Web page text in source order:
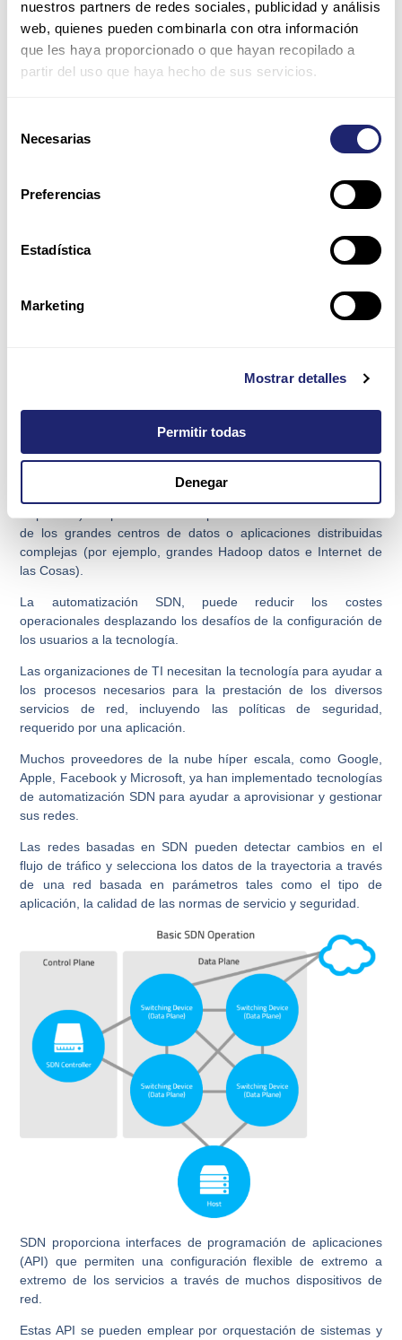
nuestros partners de redes sociales, publicidad y análisis
web, quienes pueden combinarla con otra información
que les haya proporcionado o que hayan recopilado a
partir del uso que haya hecho de sus servicios.
Necesarias
Preferencias
Estadística
Marketing
Mostrar detalles
Permitir todas
Denegar
automatizar el aprovisionamiento rápido de los recursos de la
red.
Las principales organizaciones de TI están adoptando
El estilo DevOps de desarrollo de aplicaciones requiere un
rápido aprovisionamiento, recursos escalables y operaciones
El reto es que los métodos tradicionales de aprovisionamiento
de los grandes centros de datos o aplicaciones distribuidas
complejas (por ejemplo, grandes Hadoop datos e Internet de
las Cosas).
La automatización SDN, puede reducir los costes
operacionales desplazando los desafíos de la configuración de
los usuarios a la tecnología.
Las organizaciones de TI necesitan la tecnología para ayudar a
los procesos necesarios para la prestación de los diversos
servicios de red, incluyendo las políticas de seguridad,
requerido por una aplicación.
Muchos proveedores de la nube híper escala, como Google,
Apple, Facebook y Microsoft, ya han implementado tecnologías
de automatización SDN para ayudar a aprovisionar y gestionar
sus redes.
Las redes basadas en SDN pueden detectar cambios en el
flujo de tráfico y selecciona los datos de la trayectoria a través
de una red basada en parámetros tales como el tipo de
aplicación, la calidad de las normas de servicio y seguridad.
SDN proporciona interfaces de programación de aplicaciones
(API) que permiten una configuración flexible de extremo a
extremo de los servicios a través de muchos dispositivos de
red.
Estas API se pueden emplear por orquestación de sistemas y